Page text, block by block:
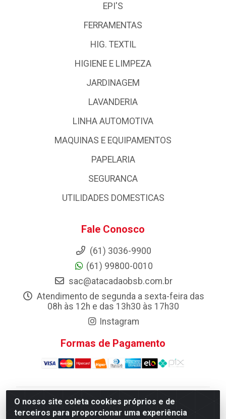
O nosso site coleta cookies próprios e de
terceiros para proporcionar uma experiência
EPI'S
FERRAMENTAS
HIG. TEXTIL
HIGIENE E LIMPEZA
JARDINAGEM
LAVANDERIA
LINHA AUTOMOTIVA
MAQUINAS E EQUIPAMENTOS
PAPELARIA
SEGURANCA
UTILIDADES DOMESTICAS
Fale Conosco
(61) 3036-9900
(61) 99800-0010
sac@atacadaobsb.com.br
Atendimento de segunda a sexta-feira das
08h às 12h e das 13h30 às 17h30
Instagram
Formas de Pagamento
Atacadao da Limpeza F. Pereira Queiroz Comercio e
Distribuicao LTDA - Quadra Qi 10 Lotes 39 e, 41 - Setor